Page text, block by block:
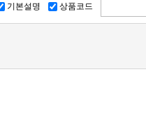
기본설명 상품코드